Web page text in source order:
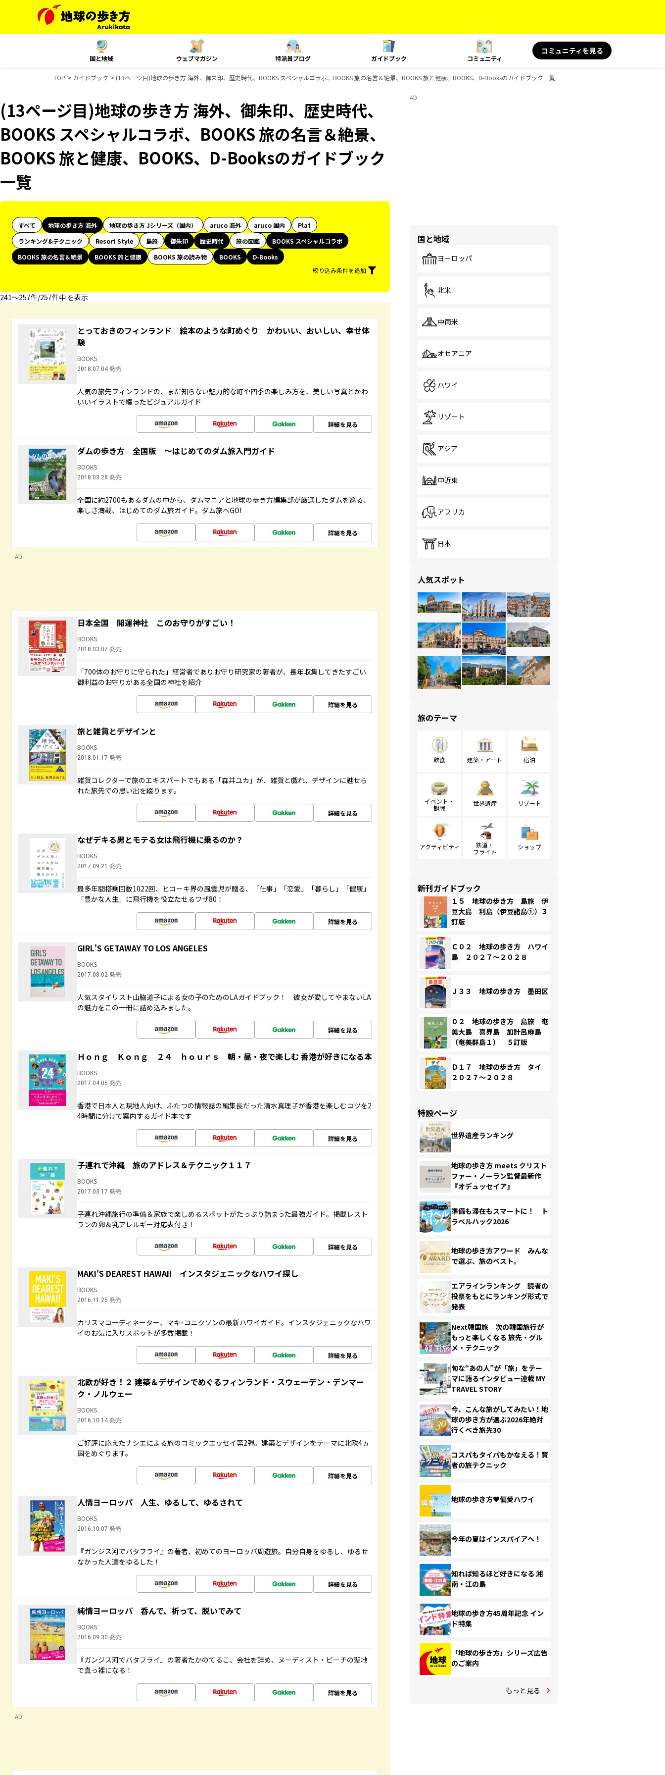
国と地域 ウェブマガジン 特派員ブログ ガイドブック コミュニティ
コミュニティを見る
TOP ガイドブック (13ページ目)地球の歩き方 海外、御朱印、歴史時代、BOOKS スペシャルコラボ、BOOKS 旅の名言＆絶景、BOOKS 旅と健康、BOOKS、D-Booksのガイドブック一覧
(13ページ目)地球の歩き方 海外、御朱印、歴史時代、
BOOKS スペシャルコラボ、BOOKS 旅の名言＆絶景、
BOOKS 旅と健康、BOOKS、D-Booksのガイドブック
一覧
すべて 地球の歩き方 海外 地球の歩き方 Jシリーズ（国内） aruco 海外 aruco 国内
Plat
ランキング&テクニック
Resort Style 島旅 御朱印 歴史時代 旅の図鑑
BOOKS スペシャルコラボ
BOOKS 旅の名言＆絶景
BOOKS 旅と健康 BOOKS 旅の読み物 BOOKS
D-Books
絞り込み条件を追加
241〜257件/257件中 を表示
とっておきのフィンランド 絵本のような町めぐり かわいい、おいしい、幸せ体
験
BOOKS
2018.07.04 発売
人気の旅先フィンランドの、まだ知らない魅力的な町や四季の楽しみ方を、美しい写真とかわ
いいイラストで綴ったビジュアルガイド
詳細を見る
ダムの歩き方 全国版 ～はじめてのダム旅入門ガイド
BOOKS
2018.03.28 発売
全国に約2700もあるダムの中から、ダムマニアと地球の歩き方編集部が厳選したダムを巡る、
楽しさ満載、はじめてのダム旅ガイド。ダム旅へGO!
詳細を見る
AD
日本全国 開運神社 このお守りがすごい！
BOOKS
2018.03.07 発売
「700体のお守りに守られた」経営者でありお守り研究家の著者が、長年収集してきたすごい
御利益のお守りがある全国の神社を紹介
詳細を見る
旅と雑貨とデザインと
BOOKS
2018.01.17 発売
雑貨コレクターで旅のエキスパートでもある「森井ユカ」が、雑貨と戯れ、デザインに魅せら
れた旅先での思い出を綴ります。
詳細を見る
なぜデキる男とモテる女は飛行機に乗るのか？
BOOKS
2017.09.21 発売
最多年間搭乗回数1022回、ヒコーキ界の風雲児が贈る、「仕事」「恋愛」「暮らし」「健康」
「豊かな人生」に飛行機を役立たせるワザ80！
詳細を見る
GIRL'S GETAWAY TO LOS ANGELES
BOOKS
2017.08.02 発売
人気スタイリスト山脇道子による女の子のためのLAガイドブック！ 彼女が愛してやまないLA
の魅力をこの一冊に詰め込みました。
詳細を見る
Ｈｏｎｇ Ｋｏｎｇ ２４ ｈｏｕｒｓ 朝・昼・夜で楽しむ 香港が好きになる本
BOOKS
2017.04.05 発売
香港で日本人と現地人向け、ふたつの情報誌の編集長だった清水真理子が香港を楽しむコツを2
4時間に分けて案内するガイド本です
詳細を見る
子連れで沖縄 旅のアドレス＆テクニック１１７
BOOKS
2017.03.17 発売
子連れ沖縄旅行の準備＆家族で楽しめるスポットがたっぷり詰まった最強ガイド。掲載レスト
ランの卵＆乳アレルギー対応表付き！
詳細を見る
MAKI'S DEAREST HAWAII インスタジェニックなハワイ探し
BOOKS
2016.11.25 発売
カリスマコーディネーター、マキ･コニクソンの最新ハワイガイド。インスタジェニックなハワ
イのお気に入りスポットが多数掲載！
詳細を見る
北欧が好き！２ 建築＆デザインでめぐるフィンランド・スウェーデン・デンマー
ク・ノルウェー
BOOKS
2016.10.14 発売
ご好評に応えたナシエによる旅のコミックエッセイ第2弾。建築とデザインをテーマに北欧4ヵ
国をめぐります。
詳細を見る
人情ヨーロッパ 人生、ゆるして、ゆるされて
BOOKS
2016.10.07 発売
『ガンジス河でバタフライ』の著者、初めてのヨーロッパ周遊旅。自分自身をゆるし、ゆるせ
なかった人達をゆるした！
詳細を見る
純情ヨーロッパ 呑んで、祈って、脱いでみて
BOOKS
2016.09.30 発売
『ガンジス河でバタフライ』の著者たかのてるこ、会社を辞め、ヌーディスト・ビーチの聖地
で真っ裸になる！
詳細を見る
AD
AD
国と地域
ヨーロッパ
北米
中南米
オセアニア
ハワイ
リゾート
アジア
中近東
アフリカ
日本
人気スポット
旅のテーマ
飲食 建築・アート 宿泊
イベント・
観戦
世界遺産 リゾート
アクティビティ
鉄道・
フライト
ショップ
新刊ガイドブック
１５ 地球の歩き方 島旅 伊
豆大島 利島（伊豆諸島①）３
訂版
Ｃ０２ 地球の歩き方 ハワイ
島 ２０２７～２０２８
Ｊ３３ 地球の歩き方 墨田区
０２ 地球の歩き方 島旅 奄
美大島 喜界島 加計呂麻島
（奄美群島１） ５訂版
Ｄ１７ 地球の歩き方 タイ
２０２７～２０２８
特設ページ
世界遺産ランキング
地球の歩き方 meets クリスト
ファー・ノーラン監督最新作
『オデュッセイア』
準備も滞在もスマートに！ ト
ラベルハック2026
地球の歩き方アワード みんな
で選ぶ、旅のベスト。
エアラインランキング 読者の
投票をもとにランキング形式で
発表
Next韓国旅 次の韓国旅行が
もっと楽しくなる 旅先・グル
メ・テクニック
旬な“あの人”が「旅」をテー
マに語るインタビュー連載 MY
TRAVEL STORY
今、こんな旅がしてみたい！地
球の歩き方が選ぶ2026年絶対
行くべき旅先30
コスパもタイパもかなえる！賢
者の旅テクニック
地球の歩き方♥偏愛ハワイ
今年の夏はインスパイアへ！
知れば知るほど好きになる 湘
南・江の島
地球の歩き方45周年記念 イン
ド特集
「地球の歩き方」シリーズ広告
のご案内
もっと見る